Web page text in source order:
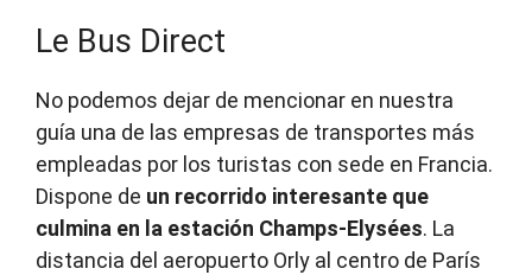
Le Bus Direct
No podemos dejar de mencionar en nuestra
guía una de las empresas de transportes más
empleadas por los turistas con sede en Francia.
Dispone de un recorrido interesante que
culmina en la estación Champs-Elysées. La
distancia del aeropuerto Orly al centro de París